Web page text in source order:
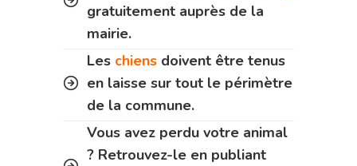
gratuitement auprès de la
mairie.
Les chiens doivent être tenus
en laisse sur tout le périmètre
de la commune.
Vous avez perdu votre animal
? Retrouvez-le en publiant